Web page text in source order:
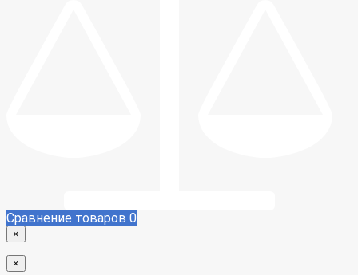
Сравнение товаров 0
×
×